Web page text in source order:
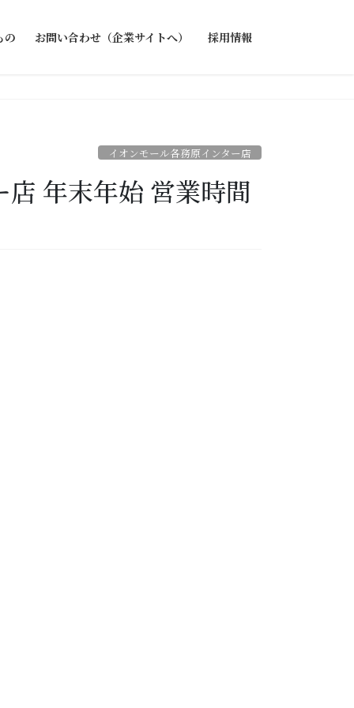
の お問い合わせ（企業サイトへ） 採用情報
イオンモール各務原インター店
年末年始 営業時間